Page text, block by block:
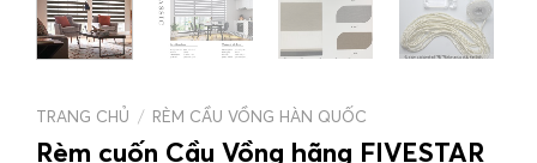
TRANG CHỦ / RÈM CẦU VỒNG HÀN QUỐC
Rèm cuốn Cầu Vồng hãng FIVESTAR